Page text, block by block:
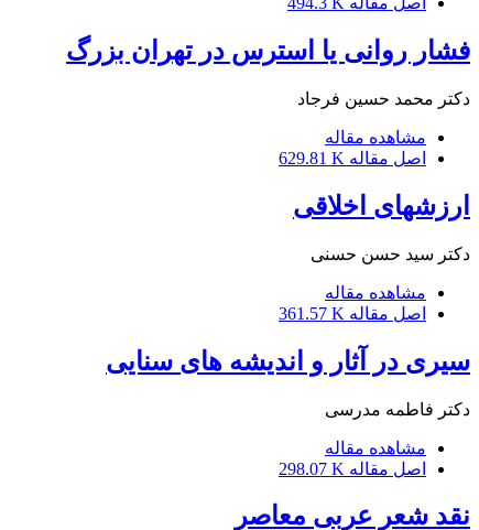
فشار روانی یا استرس در تهران بزرگ
دکتر محمد حسین فرجاد
مشاهده مقاله
اصل مقاله 629.81 K
ارزشهای اخلاقی
دکتر سید حسن حسنی
مشاهده مقاله
اصل مقاله 361.57 K
سیری در آثار و اندیشه های سنایی
دکتر فاطمه مدرسی
مشاهده مقاله
اصل مقاله 298.07 K
نقد شعر عربی معاصر